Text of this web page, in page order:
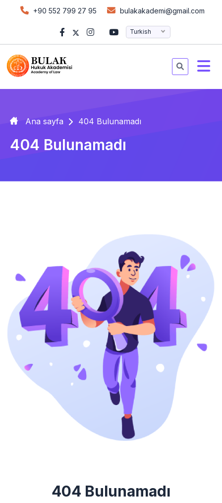
+90 552 799 27 95 bulakakademi@gmail.com
Turkish
Ana sayfa 404 Bulunamadı
404 Bulunamadı
404 Bulunamadı